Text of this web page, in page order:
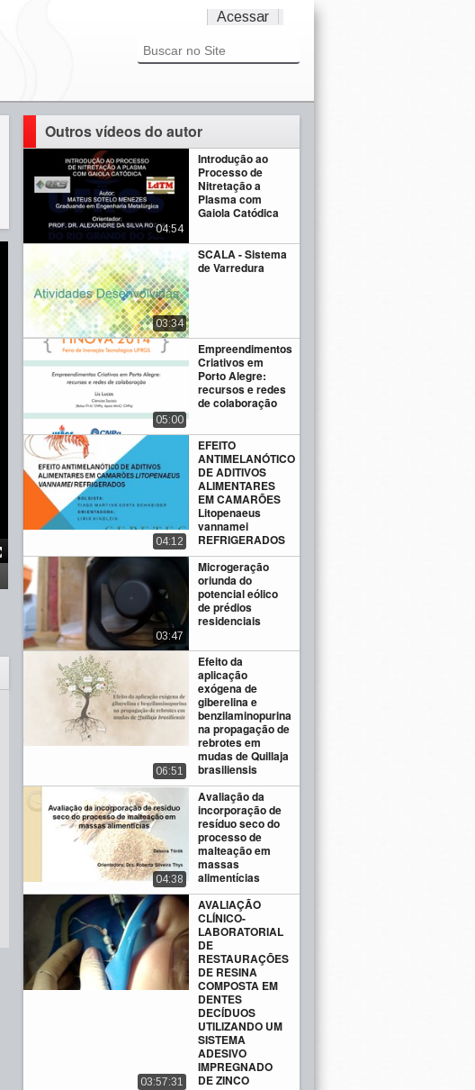
Acessar
Outros vídeos do autor
Introdução ao
Processo de
Nitretação a
Plasma com
Gaiola Catódica
04:54
SCALA - Sistema
de Varredura
03:34
Empreendimentos
Criativos em
Porto Alegre:
recursos e redes
de colaboração
05:00
EFEITO
ANTIMELANÓTICO
DE ADITIVOS
ALIMENTARES
EM CAMARÕES
Litopenaeus
vannamei
REFRIGERADOS
04:12
Microgeração
oriunda do
potencial eólico
de prédios
residenciais
03:47
Efeito da
aplicação
exógena de
giberelina e
benzilaminopurina
na propagação de
rebrotes em
mudas de Quillaja
brasiliensis
06:51
Avaliação da
incorporação de
resíduo seco do
processo de
malteação em
massas
alimentícias
04:38
AVALIAÇÃO
CLÍNICO-
LABORATORIAL
DE
RESTAURAÇÕES
DE RESINA
COMPOSTA EM
DENTES
DECÍDUOS
UTILIZANDO UM
SISTEMA
ADESIVO
IMPREGNADO
DE ZINCO
03:57:31